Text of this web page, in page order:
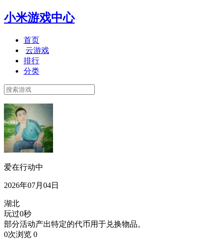
小米游戏中心
首页
云游戏
排行
分类
爱在行动中
2026年07月04日
湖北
玩过0秒
部分活动产出特定的代币用于兑换物品。
0次浏览 0